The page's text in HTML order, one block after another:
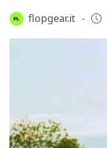
flopgear.it -